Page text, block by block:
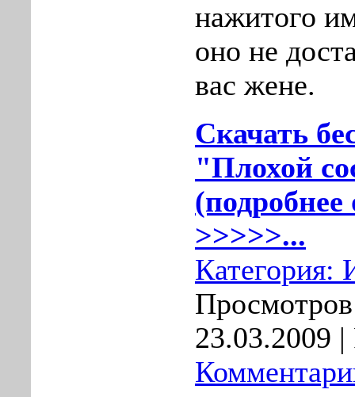
нажитого
оно не
вас жене.
Скачать
"Плохой
(подробнее
>>>>>...
Категория:
23.03.2009 |